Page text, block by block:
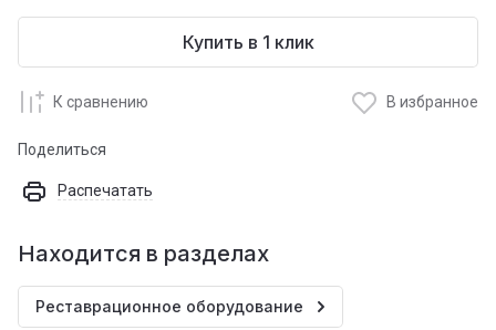
Купить в 1 клик
К сравнению В избранное
Поделиться
Распечатать
Находится в разделах
Реставрационное оборудование